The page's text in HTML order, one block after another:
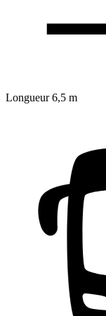
Longueur 6,5 m